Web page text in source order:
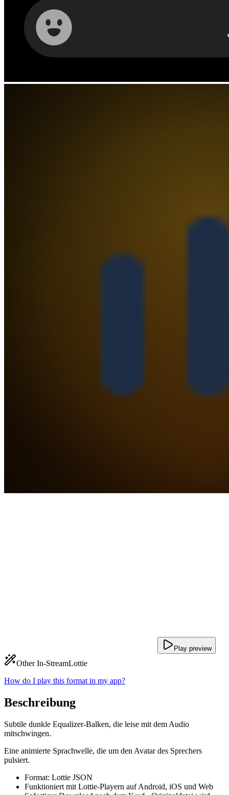
Play preview
Other In-StreamLottie
How do I play this format in my app?
Beschreibung
Subtile dunkle Equalizer-Balken, die leise mit dem Audio
mitschwingen.
Eine animierte Sprachwelle, die um den Avatar des Sprechers
pulsiert.
Format: Lottie JSON
Funktioniert mit Lottie-Playern auf Android, iOS und Web